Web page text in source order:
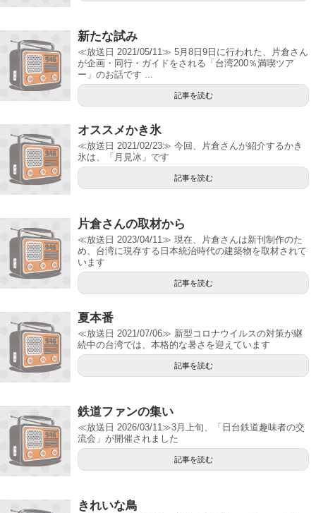
新たな試み
≪放送日 2021/05/11≫ 5月8日9日に行われた、片倉さん
が企画・同行・ガイドをされる「台湾200％満喫ツア
ー」のお話です ...
記事を読む
オススメかき氷
≪放送日 2021/02/23≫ 今回、片倉さんが紹介するかき
氷は、「月見冰」です
記事を読む
片倉さんの取材から
≪放送日 2023/04/11≫ 現在、片倉さんは新刊制作のた
め、台湾に現存する日本統治時代の建築物を取材されて
います
記事を読む
夏本番
≪放送日 2021/07/06≫ 新型コロナウイルスの対策が継
続中の台湾では、本格的な暑さを迎えています
記事を読む
鉄道ファンの集い
≪放送日 2026/03/11≫3月上旬、「日台鉄道趣味者の交
流会」が開催されました
記事を読む
きれいな鳥